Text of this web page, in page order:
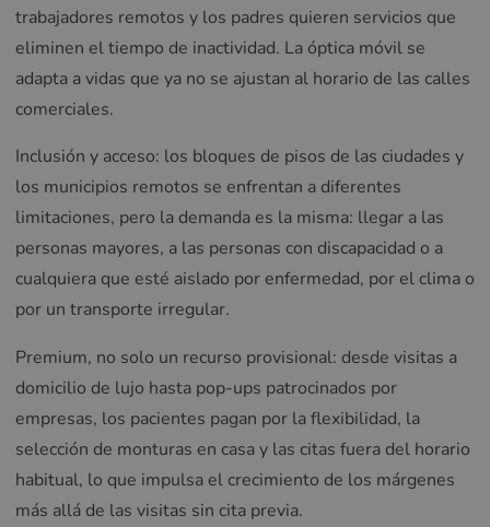
trabajadores remotos y los padres quieren servicios que
eliminen el tiempo de inactividad. La óptica móvil se
adapta a vidas que ya no se ajustan al horario de las calles
comerciales.
Inclusión y acceso: los bloques de pisos de las ciudades y
los municipios remotos se enfrentan a diferentes
limitaciones, pero la demanda es la misma: llegar a las
personas mayores, a las personas con discapacidad o a
cualquiera que esté aislado por enfermedad, por el clima o
por un transporte irregular.
Premium, no solo un recurso provisional: desde visitas a
domicilio de lujo hasta pop-ups patrocinados por
empresas, los pacientes pagan por la flexibilidad, la
selección de monturas en casa y las citas fuera del horario
habitual, lo que impulsa el crecimiento de los márgenes
más allá de las visitas sin cita previa.